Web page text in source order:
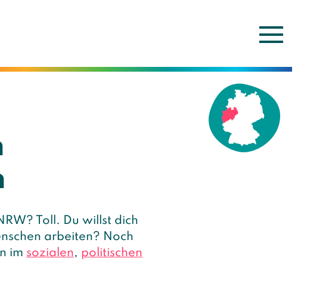
Toll. Du willst dich
arbeiten? Noch
im sozialen, politischen